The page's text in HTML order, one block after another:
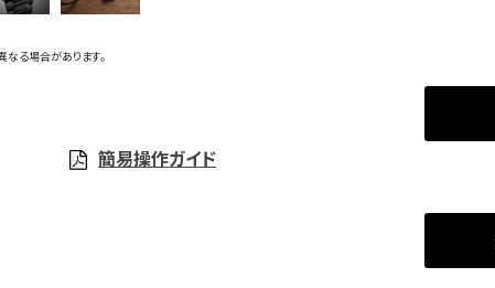
る場合があります。
簡易操作ガイド